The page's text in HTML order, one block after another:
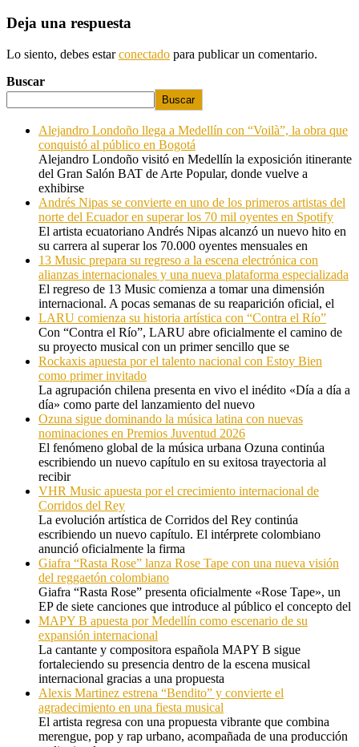
Deja una respuesta
Lo siento, debes estarconectado para publicar un comentario.
Buscar
Buscar
Alejandro Londoño llega a Medellín con “Voilà”, la obra que
conquistó al público en Bogotá
Alejandro Londoño visitó en Medellín la exposición itinerante
del Gran Salón BAT de Arte Popular, donde vuelve a
exhibirse
Andrés Nipas se convierte en uno de los primeros artistas del
norte del Ecuador en superar los 70 mil oyentes en Spotify
El artista ecuatoriano Andrés Nipas alcanzó un nuevo hito en
su carrera al superar los 70.000 oyentes mensuales en
13 Music prepara su regreso a la escena electrónica con
alianzas internacionales y una nueva plataforma especializada
El regreso de 13 Music comienza a tomar una dimensión
internacional. A pocas semanas de su reaparición oficial, el
LARU comienza su historia artística con “Contra el Río”
Con “Contra el Río”, LARU abre oficialmente el camino de
su proyecto musical con un primer sencillo que se
Rockaxis apuesta por el talento nacional con Estoy Bien
como primer invitado
La agrupación chilena presenta en vivo el inédito «Día a día a
día» como parte del lanzamiento del nuevo
Ozuna sigue dominando la música latina con nuevas
nominaciones en Premios Juventud 2026
El fenómeno global de la música urbana Ozuna continúa
escribiendo un nuevo capítulo en su exitosa trayectoria al
recibir
VHR Music apuesta por el crecimiento internacional de
Corridos del Rey
La evolución artística de Corridos del Rey continúa
escribiendo un nuevo capítulo. El intérprete colombiano
anunció oficialmente la firma
Giafra “Rasta Rose” lanza Rose Tape con una nueva visión
del reggaetón colombiano
Giafra “Rasta Rose” presenta oficialmente «Rose Tape», un
EP de siete canciones que introduce al público el concepto del
MAPY B apuesta por Medellín como escenario de su
expansión internacional
La cantante y compositora española MAPY B sigue
fortaleciendo su presencia dentro de la escena musical
internacional gracias a una propuesta
Alexis Martinez estrena “Bendito” y convierte el
agradecimiento en una fiesta musical
El artista regresa con una propuesta vibrante que combina
merengue, pop y rap urbano, acompañada de una producción